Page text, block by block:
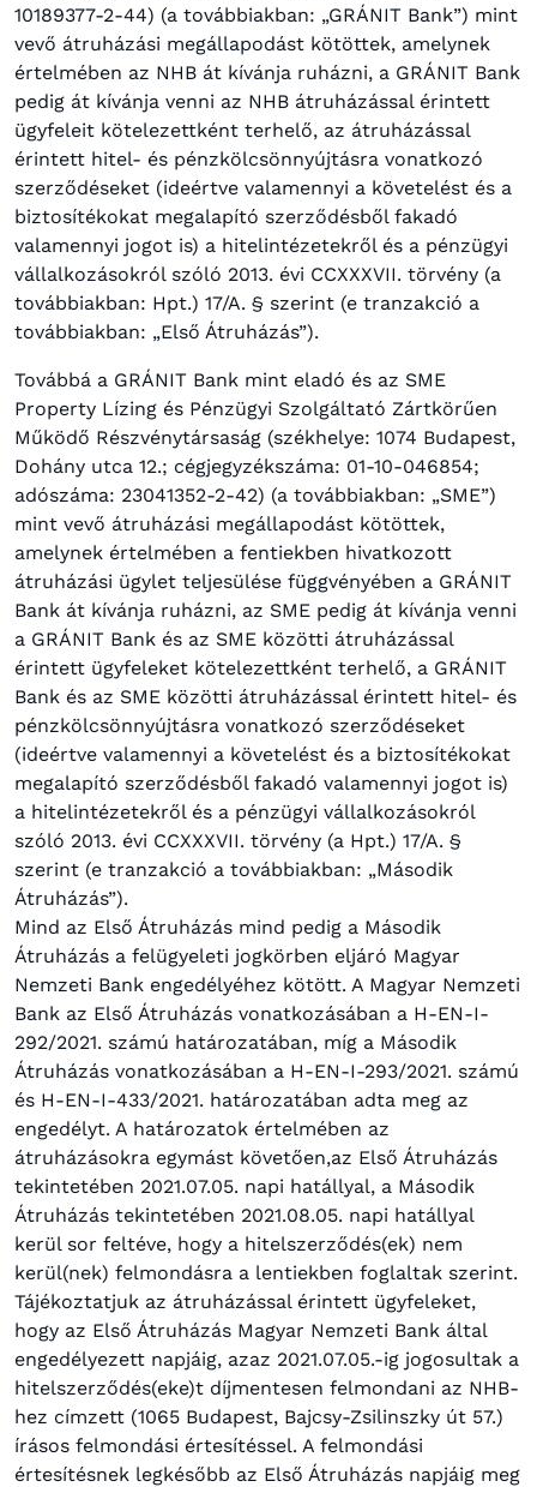
10189377-2-44) (a továbbiakban: „GRÁNIT Bank”) mint
vevő átruházási megállapodást kötöttek, amelynek
értelmében az NHB át kívánja ruházni, a GRÁNIT Bank
pedig át kívánja venni az NHB átruházással érintett
ügyfeleit kötelezettként terhelő, az átruházással
érintett hitel- és pénzkölcsönnyújtásra vonatkozó
szerződéseket (ideértve valamennyi a követelést és a
biztosítékokat megalapító szerződésből fakadó
valamennyi jogot is) a hitelintézetekről és a pénzügyi
vállalkozásokról szóló 2013. évi CCXXXVII. törvény (a
továbbiakban: Hpt.) 17/A. § szerint (e tranzakció a
továbbiakban: „Első Átruházás”).
Továbbá a GRÁNIT Bank mint eladó és az SME
Property Lízing és Pénzügyi Szolgáltató Zártkörűen
Működő Részvénytársaság (székhelye: 1074 Budapest,
Dohány utca 12.; cégjegyzékszáma: 01-10-046854;
adószáma: 23041352-2-42) (a továbbiakban: „SME”)
mint vevő átruházási megállapodást kötöttek,
amelynek értelmében a fentiekben hivatkozott
átruházási ügylet teljesülése függvényében a GRÁNIT
Bank át kívánja ruházni, az SME pedig át kívánja venni
a GRÁNIT Bank és az SME közötti átruházással
érintett ügyfeleket kötelezettként terhelő, a GRÁNIT
Bank és az SME közötti átruházással érintett hitel- és
pénzkölcsönnyújtásra vonatkozó szerződéseket
(ideértve valamennyi a követelést és a biztosítékokat
megalapító szerződésből fakadó valamennyi jogot is)
a hitelintézetekről és a pénzügyi vállalkozásokról
szóló 2013. évi CCXXXVII. törvény (a Hpt.) 17/A. §
szerint (e tranzakció a továbbiakban: „Második
Átruházás”).
Mind az Első Átruházás mind pedig a Második
Átruházás a felügyeleti jogkörben eljáró Magyar
Nemzeti Bank engedélyéhez kötött. A Magyar Nemzeti
Bank az Első Átruházás vonatkozásában a H-EN-I-
292/2021. számú határozatában, míg a Második
Átruházás vonatkozásában a H-EN-I-293/2021. számú
és H-EN-I-433/2021. határozatában adta meg az
engedélyt. A határozatok értelmében az
átruházásokra egymást követően,az Első Átruházás
tekintetében 2021.07.05. napi hatállyal, a Második
Átruházás tekintetében 2021.08.05. napi hatállyal
kerül sor feltéve, hogy a hitelszerződés(ek) nem
kerül(nek) felmondásra a lentiekben foglaltak szerint.
Tájékoztatjuk az átruházással érintett ügyfeleket,
hogy az Első Átruházás Magyar Nemzeti Bank által
engedélyezett napjáig, azaz 2021.07.05.-ig jogosultak a
hitelszerződés(eke)t díjmentesen felmondani az NHB-
hez címzett (1065 Budapest, Bajcsy-Zsilinszky út 57.)
írásos felmondási értesítéssel. A felmondási
értesítésnek legkésőbb az Első Átruházás napjáig meg